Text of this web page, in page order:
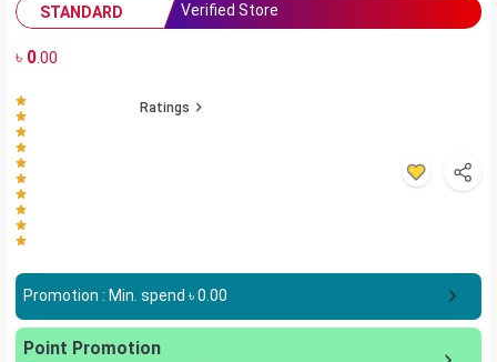
STANDARD
Verified Store
৳ 0.00
Ratings
Promotion : Min. spend ৳0.00
Point Promotion